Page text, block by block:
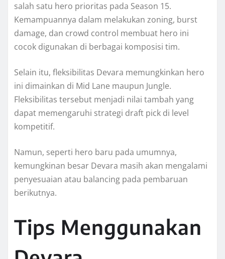
salah satu hero prioritas pada Season 15.
Kemampuannya dalam melakukan zoning, burst
damage, dan crowd control membuat hero ini
cocok digunakan di berbagai komposisi tim.
Selain itu, fleksibilitas Devara memungkinkan hero
ini dimainkan di Mid Lane maupun Jungle.
Fleksibilitas tersebut menjadi nilai tambah yang
dapat memengaruhi strategi draft pick di level
kompetitif.
Namun, seperti hero baru pada umumnya,
kemungkinan besar Devara masih akan mengalami
penyesuaian atau balancing pada pembaruan
berikutnya.
Tips Menggunakan